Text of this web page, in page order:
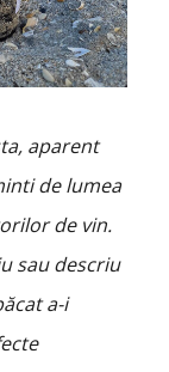
aparent
de lumea
de vin.
sau descriu
a-i